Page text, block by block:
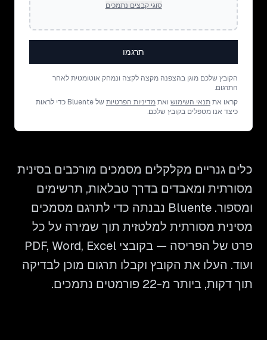
סוגי קבצים נתמכים
תרגמו
הקובץ שלכם מוגן בהצפנה מקצה לקצה ונמחק אוטומטית לאחר
התרגום.
קראו אתתנאי השימוש ואתמדיניות הפרטיות
של Bluente כדי לראות
כיצד אנו מטפלים בקובץ שלכם.
כלים גנריים מקלקלים מסמכים מורכבים בסינית
מסורתית ומאבדים בדרך טבלאות, תרשימים
ומספור. Bluente נבנתה כדי לתרגם מסמכים
מסינית מסורתית למלטזית תוך שמירה על כל
פרט של הפריסה — בקובצי PDF, Word, Excel
ועוד. העלו את הקובץ וקבלו תרגום מוכן לבדיקה
תוך דקות, ביותר מ-22 פורמטים נתמכים.